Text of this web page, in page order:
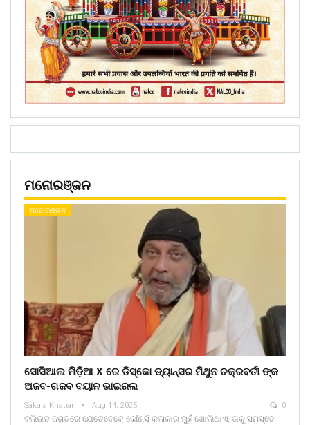
ମନୋରଞ୍ଜନ
ମନୋରଞ୍ଜନ
ସୋସିଆଲ ମିଡ଼ିଆ X ରେ ଡିସ୍କୋ ଡ୍ୟାନ୍ସର ମିଥୁନ ଚକ୍ରବର୍ତୀ ଙ୍କ
ଅଜବ-ଗଜବ ବୟାନ ଭାଇରଲ
Sakala Khabar Aug 14, 2025 0
ବଲିଉଡ ଜଗତରେ ଯେତେବେଳେ କୌଣସି କଳାକାର ମୁହଁ ଖୋଲିଥାଏ, ତାକୁ ସମସ୍ତେ